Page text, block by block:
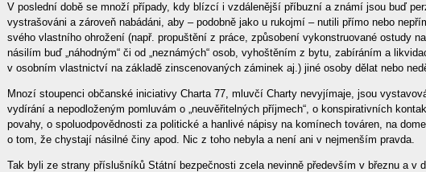
V poslední době se množí případy, kdy blízcí i vzdálenější příbuzní a známí jsou buď
vystrašováni a zároveň nabádáni, aby – podobně jako u rukojmí – nutili přímo nebo
svého vlastního ohrožení (např. propuštění z práce, způsobení vykonstruované ostudy
násilím buď „náhodným“ či od „neznámých“ osob, vyhoštěním z bytu, zabíráním a
v osobním vlastnictví na základě zinscenovaných záminek aj.) jiné osoby dělat nebo
Mnozí stoupenci občanské iniciativy Charta 77, mluvčí Charty nevyjímaje, jsou
vydírání a nepodloženým pomluvám o „neuvěřitelných příjmech“, o konspirativních
povahy, o spoluodpovědnosti za politické a hanlivé nápisy na komínech továren, na
o tom, že chystají násilné činy apod. Nic z toho nebyla a není ani v nejmenším pravda.
Tak byli ze strany příslušníků Státní bezpečnosti zcela nevinně především v březnu a v